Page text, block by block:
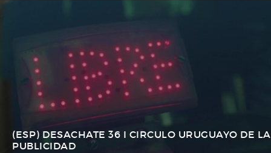
(ESP) DESACHATE 36 I CIRCULO URUGUAYO DE LA
PUBLICIDAD